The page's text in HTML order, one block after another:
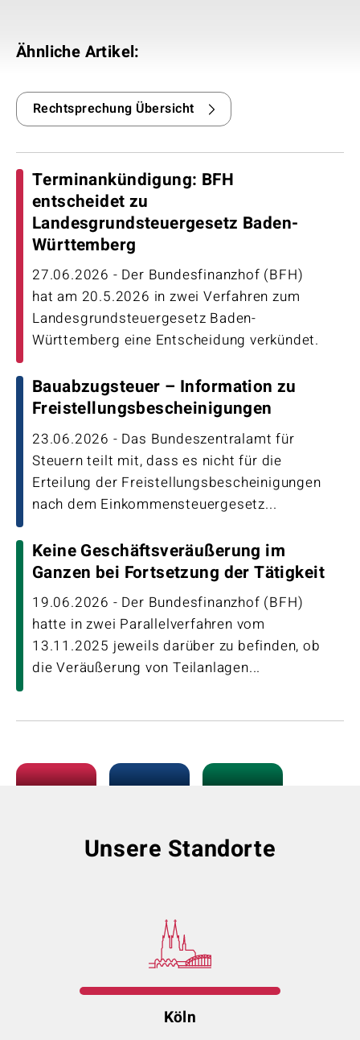
Ähnliche Artikel:
Rechtsprechung Übersicht
Terminankündigung: BFH
entscheidet zu
Landesgrundsteuergesetz Baden-
Württemberg
27.06.2026 - Der Bundesfinanzhof (BFH)
hat am 20.5.2026 in zwei Verfahren zum
Landesgrundsteuergesetz Baden-
Württemberg eine Entscheidung verkündet.
Bauabzugsteuer – Information zu
Freistellungsbescheinigungen
23.06.2026 - Das Bundeszentralamt für
Steuern teilt mit, dass es nicht für die
Erteilung der Freistellungsbescheinigungen
nach dem Einkommensteuergesetz...
Keine Geschäftsveräußerung im
Ganzen bei Fortsetzung der Tätigkeit
19.06.2026 - Der Bundesfinanzhof (BFH)
hatte in zwei Parallelverfahren vom
13.11.2025 jeweils darüber zu befinden, ob
die Veräußerung von Teilanlagen...
Unsere Standorte
Köln